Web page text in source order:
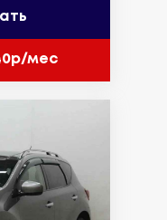
мес